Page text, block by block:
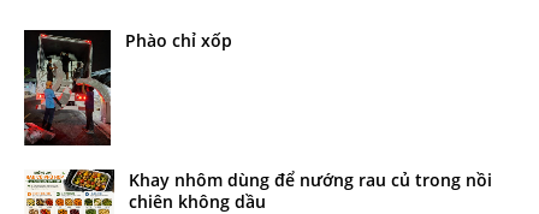
Phào chỉ xốp
Khay nhôm dùng để nướng rau củ trong nồi
chiên không dầu